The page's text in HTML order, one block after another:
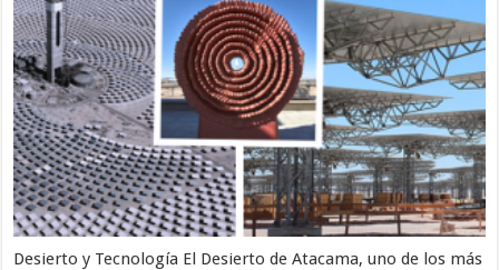
Desierto y Tecnología El Desierto de Atacama, uno de los más